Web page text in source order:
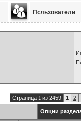
Пользователи
Страница 1 из 2459 1 2
Опции